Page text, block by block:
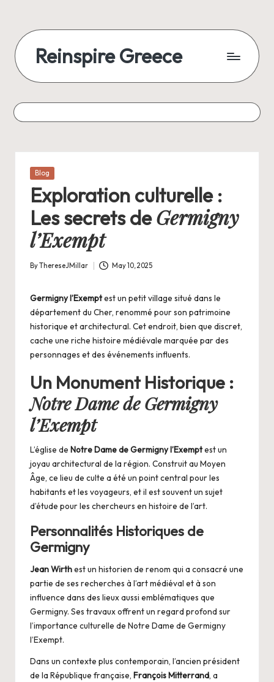
Reinspire Greece
Posted
Blog
Exploration culturelle :
Les secrets deGermigny
l’Exempt
Posted
ByThereseJMillar May 10, 2025
Germigny l’Exemptest un petit village situé dans le
département du Cher, renommé pour son patrimoine
historique et architectural. Cet endroit, bien que discret,
cache une riche histoire médiévale marquée par des
personnages et des événements influents.
Un Monument Historique :
Notre Dame de Germigny
l’Exempt
L’église de Notre Dame de Germigny l’Exemptest un
joyau architectural de la région. Construit au Moyen
Âge, ce lieu de culte a été un point central pour les
habitants et les voyageurs, et il est souvent un sujet
d’étude pour les chercheurs en histoire de l’art.
Personnalités Historiques de
Germigny
Jean Wirthest un historien de renom qui a consacré une
partie de ses recherches à l’art médiéval et à son
influence dans des lieux aussi emblématiques que
Germigny. Ses travaux offrent un regard profond sur
l’importance culturelle de Notre Dame de Germigny
l’Exempt.
Dans un contexte plus contemporain, l’ancien président
de la République française, François Mitterrand, a